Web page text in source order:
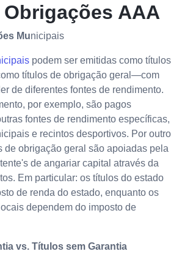
AAA
Municipais
podem ser emitidas como títulos
títulos de obrigação geral—com
de diferentes fontes de rendimento.
por exemplo, são pagos
fontes de rendimento específicas,
e recintos desportivos. Por outro
de obrigação geral são apoiadas pela
de angariar capital através da
Em particular: os títulos do estado
de renda do estado, enquanto os
dependem do imposto de
vs. Títulos sem Garantia